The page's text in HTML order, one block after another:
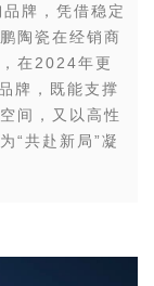
牌，凭借稳定
陶瓷在经销商
在2024年更
牌， 既能支撑
间，又以高性
“共赴新局”凝